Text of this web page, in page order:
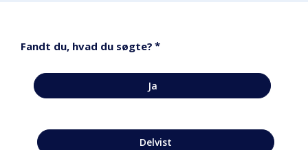
Fandt du, hvad du søgte? *
Ja
Delvist